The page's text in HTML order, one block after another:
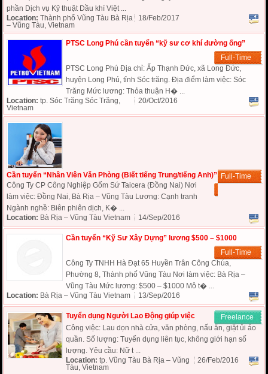
phần Dịch vụ Kỹ thuật Dầu khí Việt ...
Location: Thành phố Vũng Tàu Bà Rịa
– Vũng Tàu, Vietnam
18/Feb/2017
PTSC Long Phú cần tuyển “kỹ sư cơ khí đường ống”
Full-Time
PTSC Long Phú Địa chỉ: Ấp Thạnh Đức, xã Long Đức,
huyện Long Phú, tỉnh Sóc trăng. Địa điểm làm việc: Sóc
Trăng Mức lương: Thỏa thuận H� ...
Location: tp. Sóc Trăng Sóc Trăng,
Vietnam
20/Oct/2016
Cần tuyển “Nhân Viên Văn Phòng (Biết tiếng Trung/tiếng Anh)” Full-Time
Công Ty CP Công Nghiệp Gốm Sứ Taicera (Đồng Nai) Nơi
làm việc: Đồng Nai, Bà Rịa – Vũng Tàu Lương: Cạnh tranh
Ngành nghề: Biên phiên dịch, K� ...
Location: Bà Rịa – Vũng Tàu Vietnam 14/Sep/2016
Cần tuyển “Kỹ Sư Xây Dựng” lương $500 – $1000
Full-Time
Công Ty TNHH Hà Đạt 65 Huyền Trân Công Chúa,
Phường 8, Thành phố Vũng Tàu Nơi làm việc: Bà Rịa –
Vũng Tàu Mức lương: $500 – $1000 Mô t� ...
Location: Bà Rịa – Vũng Tàu Vietnam 13/Sep/2016
Tuyển dụng Người Lao Động giúp việc
Freelance
Công việc: Lau dọn nhà cửa, văn phòng, nấu ăn, giặt ủi áo
quần. Số lượng: Tuyển dụng liên tục, không giới hạn số
lượng. Yêu cầu: Nữ t ...
Location: tp. Vũng Tàu Bà Rịa – Vũng
Tàu, Vietnam
26/Feb/2016